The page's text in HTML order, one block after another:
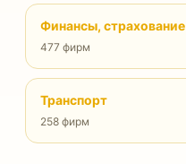
Финансы, страхование
477 фирм
Транспорт
258 фирм